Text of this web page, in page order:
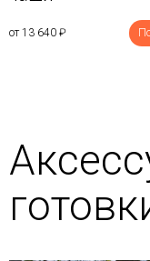
от 13 640 ₽